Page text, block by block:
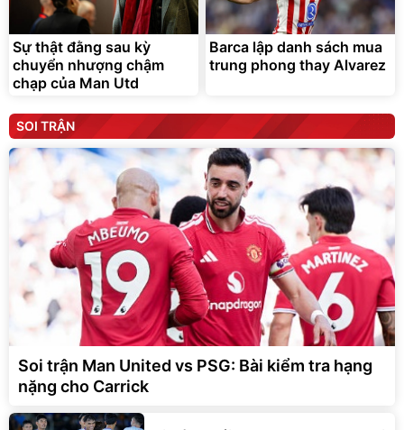
Sự thật đằng sau kỳ
chuyển nhượng chậm
chạp của Man Utd
Barca lập danh sách mua
trung phong thay Alvarez
SOI TRẬN
Soi trận Man United vs PSG: Bài kiểm tra hạng
nặng cho Carrick